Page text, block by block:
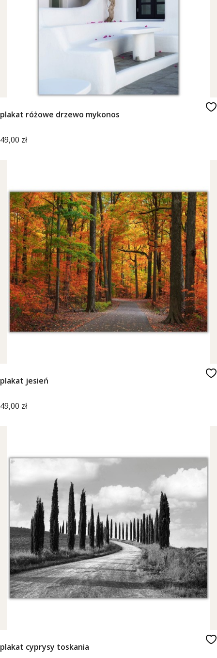
plakat różowe drzewo mykonos
Cena
49,00 zł
plakat jesień
Cena
49,00 zł
plakat cyprysy toskania